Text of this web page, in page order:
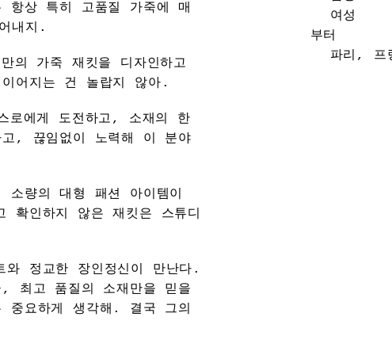
항상 특히 고품질 가죽에 매
내지.
의 가죽 재킷을 디자인하고
어지는 건 놀랍지 않아.
로에게 도전하고, 소재의 한
, 끊임없이 노력해 이 분야
량의 대형 패션 아이템이
확인하지 않은 재킷은 스튜디
와 정교한 장인정신이 만난다.
최고 품질의 소재만을 믿을
중요하게 생각해. 결국 그의
여성
부터
파리 , 프